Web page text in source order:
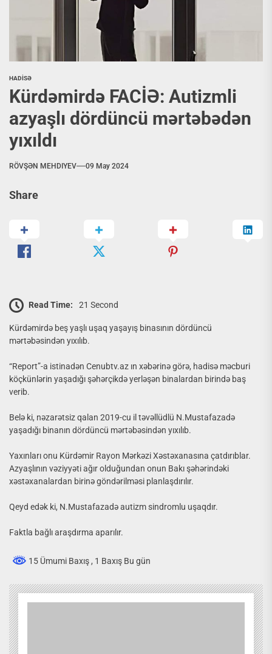
HADİSƏ
Kürdəmirdə FACİƏ: Autizmli
azyaşlı dördüncü mərtəbədən
yıxıldı
RÖVŞƏN MEHDIYEV 09 May 2024
Share
Read Time: 21 Second
Kürdəmirdə beş yaşlı uşaq yaşayış binasının dördüncü
mərtəbəsindən yıxılıb.
“Report”-a istinadən Cenubtv.az ın xəbərinə görə, hadisə məcburi
köçkünlərin yaşadığı şəhərçikdə yerləşən binalardan birində baş
verib.
Belə ki, nəzarətsiz qalan 2019-cu il təvəllüdlü N.Mustafazadə
yaşadığı binanın dördüncü mərtəbəsindən yıxılıb.
Yaxınları onu Kürdəmir Rayon Mərkəzi Xəstəxanasına çatdırıblar.
Azyaşlının vəziyyəti ağır olduğundan onun Bakı şəhərindəki
xəstəxanalardan birinə göndərilməsi planlaşdırılır.
Qeyd edək ki, N.Mustafazadə autizm sindromlu uşaqdır.
Faktla bağlı araşdırma aparılır.
15 Ümumi Baxış, 1 Baxış Bu gün